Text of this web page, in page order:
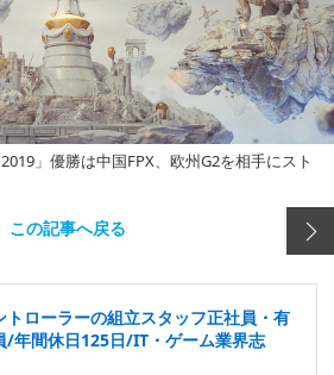
」優勝は中国FPX、欧州G2を相手にスト
この記事へ戻る
ローラーの組立スタッフ正社員・有
/年間休日125日/IT・ゲーム業界志